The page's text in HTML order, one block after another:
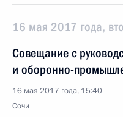
16 мая 2017 года,
Совещание с
и оборонно-
16 мая 2017 года, 15:40
Сочи